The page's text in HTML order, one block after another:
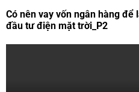
Có nên vay vốn ngân hàng
đầu tư điện mặt trời_P2